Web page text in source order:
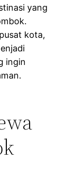
yang
kota,
ingin